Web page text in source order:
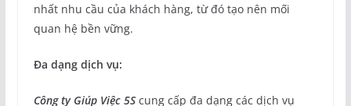
nhất nhu cầu của khách hàng, từ đó tạo nên mối
quan hệ bền vững.
Đa dạng dịch vụ:
Công ty Giúp Việc 5Scung cấp đa dạng các dịch vụ